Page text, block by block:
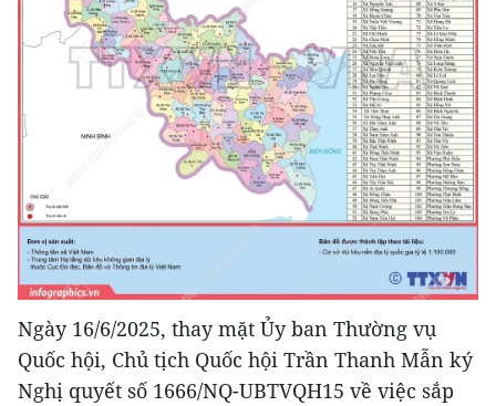
Ngày 16/6/2025, thay mặt Ủy ban Thường vụ
Quốc hội, Chủ tịch Quốc hội Trần Thanh Mẫn ký
Nghị quyết số 1666/NQ-UBTVQH15 về việc sắp